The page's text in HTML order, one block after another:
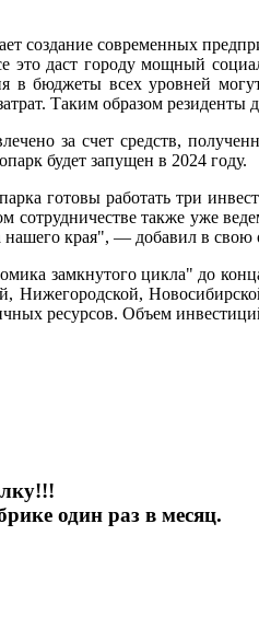
создание современных
это даст городу мощный
в бюджеты всех уровней
Таким образом
за счет средств,
будет запущен в 2024 году.
готовы работать три
сотрудничестве также уже
нашего края", — добавил в
замкнутого цикла" до
Нижегородской,
ресурсов. Объем
один раз в месяц.